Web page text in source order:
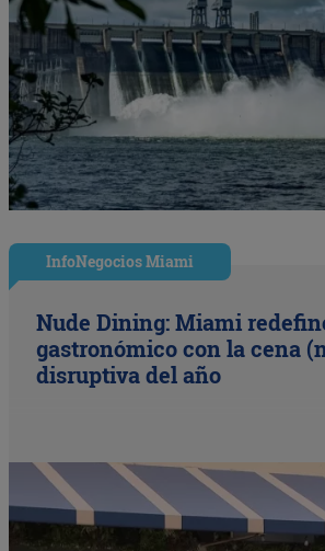
InfoNegocios Miami
Nude Dining: Miami
gastronómico con la cena
disruptiva del año